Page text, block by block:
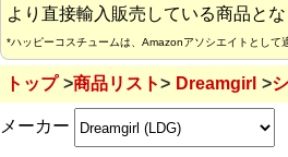
より直接輸入販売している商品とな
*ハッピーコスチュームは、Amazonアソシエイトとして
トップ 商品リスト Dreamgirl
メーカー